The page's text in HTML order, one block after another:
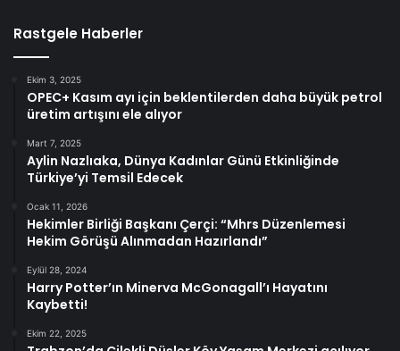
Rastgele Haberler
Ekim 3, 2025
OPEC+ Kasım ayı için beklentilerden daha büyük petrol
üretim artışını ele alıyor
Mart 7, 2025
Aylin Nazlıaka, Dünya Kadınlar Günü Etkinliğinde
Türkiye’yi Temsil Edecek
Ocak 11, 2026
Hekimler Birliği Başkanı Çerçi: “Mhrs Düzenlemesi
Hekim Görüşü Alınmadan Hazırlandı”
Eylül 28, 2024
Harry Potter’ın Minerva McGonagall’ı Hayatını
Kaybetti!
Ekim 22, 2025